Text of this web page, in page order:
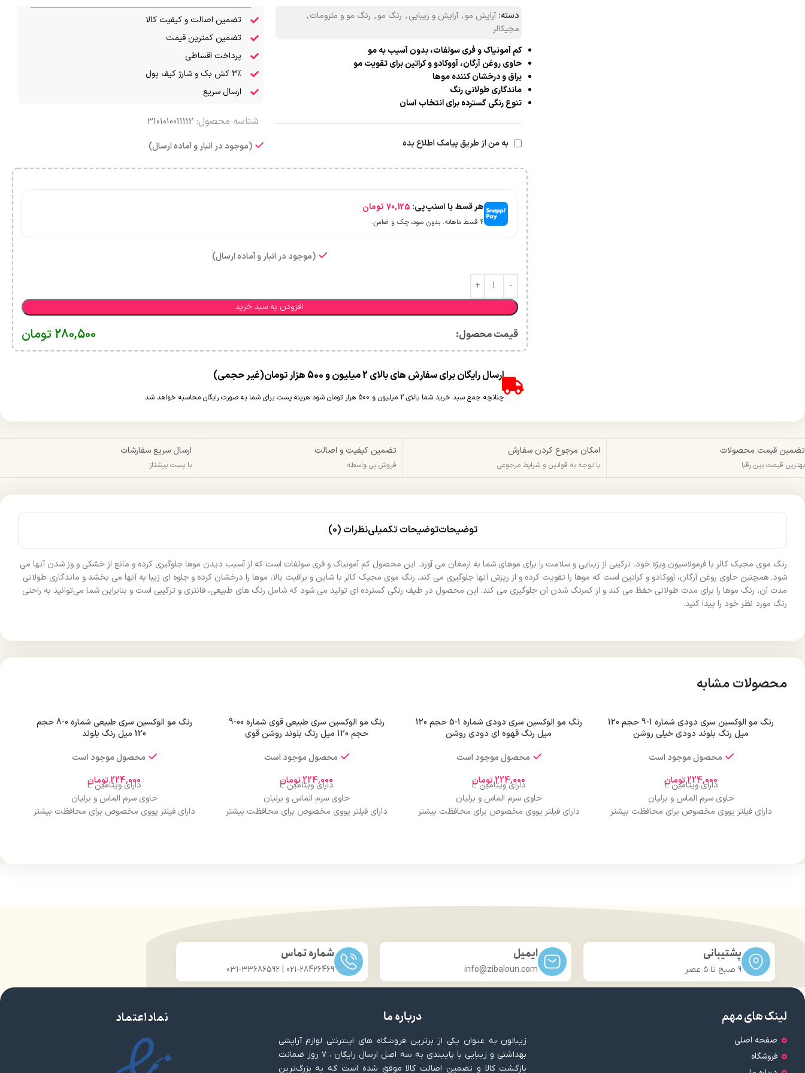
دسته: آرایش مو, آرایش و زیبایی, رنگ مو, رنگ مو و ملزومات,
مجیکالر
کم آمونیاک و فری سولفات، بدون آسیب به مو
حاوی روغن آرگان، آووکادو و کراتین برای تقویت مو
براق و درخشان کننده موها
ماندگاری طولانی رنگ
تنوع رنگی گسترده برای انتخاب آسان
به من از طریق پیامک اطلاع بده
تضمین اصالت و کیفیت کالا
تضمین کمترین قیمت
پرداخت اقساطی
۳٪ کش بک و شارژ کیف پول
ارسال سریع
شناسه محصول: 3101010011112
(موجود در انبار و آماده ارسال)
هر قسط با اسنپ‌پی:70,125 تومان
۴ قسط ماهانه. بدون سود، چک و ضامن.
(موجود در انبار و آماده ارسال)
افزودن به سبد خرید
قیمت محصول:​ 280,500 تومان
ارسال رایگان برای سفارش های بالای 2 میلیون و 500 هزار تومان(غیر حجمی)
چنانچه جمع سبد خرید شما بالای 2 میلیون و 500 هزار تومان شود هزینه پست برای شما به صورت رایگان محاسبه خواهد شد.
تضمین قیمت محصولات
بهترین قیمت بین رقبا
امکان مرجوع کردن سفارش
با توجه به قوانین و شرایط مرجوعی
تضمین کیفیت و اصالت
فروش بی واسطه
ارسال سریع سفارشات
با پست پیشتاز
توضیحاتتوضیحات تکمیلینظرات (0)
رنگ موی مجیک کالر با فرمولاسیون ویژه خود، ترکیبی از زیبایی و سلامت را برای موهای شما به ارمغان می‌ آورد. این محصول کم آمونیاک و فری سولفات است که از آسیب دیدن موها جلوگیری کرده و مانع از خشکی و وز شدن آنها می‌
شود. همچنین حاوی روغن آرگان، آووکادو و کراتین است که موها را تقویت کرده و از ریزش آنها جلوگیری می‌ کند. رنگ موی مجیک کالر با شاین و براقیت بالا، موها را درخشان کرده و جلوه‌ ای زیبا به آنها می‌ بخشد و ماندگاری طولانی
مدت آن، رنگ موها را برای مدت طولانی حفظ می‌ کند و از کمرنگ شدن آن جلوگیری می‌ کند. این محصول در طیف رنگی گسترده‌ ای تولید می‌ شود که شامل رنگ‌ های طبیعی، فانتزی و ترکیبی است و بنابراین شما می‌توانید به راحتی
رنگ مورد نظر خود را پیدا کنید.
محصولات مشابه
رنگ مو الوکسین سری دودی شماره 1-9 حجم 120
میل رنگ بلوند دودی خیلی روشن
محصول موجود است
224,000تومان
دارای ویتامین E
حاوی سرم الماس و برلیان
دارای فیلتر یووی مخصوص برای محافظت بیشتر
رنگ مو الوکسین سری دودی شماره 1-5 حجم 120
میل رنگ قهوه ای دودی روشن
محصول موجود است
224,000تومان
دارای ویتامین E
حاوی سرم الماس و برلیان
دارای فیلتر یووی مخصوص برای محافظت بیشتر
رنگ مو الوکسین سری طبیعی قوی شماره 00-9
حجم 120 میل رنگ بلوند روشن قوی
محصول موجود است
224,000تومان
دارای ویتامین E
حاوی سرم الماس و برلیان
دارای فیلتر یووی مخصوص برای محافظت بیشتر
رنگ مو الوکسین سری طبیعی شماره 0-8 حجم
120 میل رنگ بلوند
محصول موجود است
224,000تومان
دارای ویتامین E
حاوی سرم الماس و برلیان
دارای فیلتر یووی مخصوص برای محافظت بیشتر
پشتیبانی
9 صبح تا ۵ عصر
ایمیل
info@zibaloun.com
شماره تماس
021-28426469 | 031-33686592
لینک های مهم
صفحه اصلی
فروشگاه
درباره ما
زیبالون به عنوان یکی از برترین فروشگاه های اینترنتی لوازم آرایشی
بهداشتی و زیبایی با پایبندی به سه اصل ارسال رایگان ، ۷ روز ضمانت
بازگشت کالا و تضمین اصالت کالا موفق شده است که به بزرگ‌ترین
نماد اعتماد